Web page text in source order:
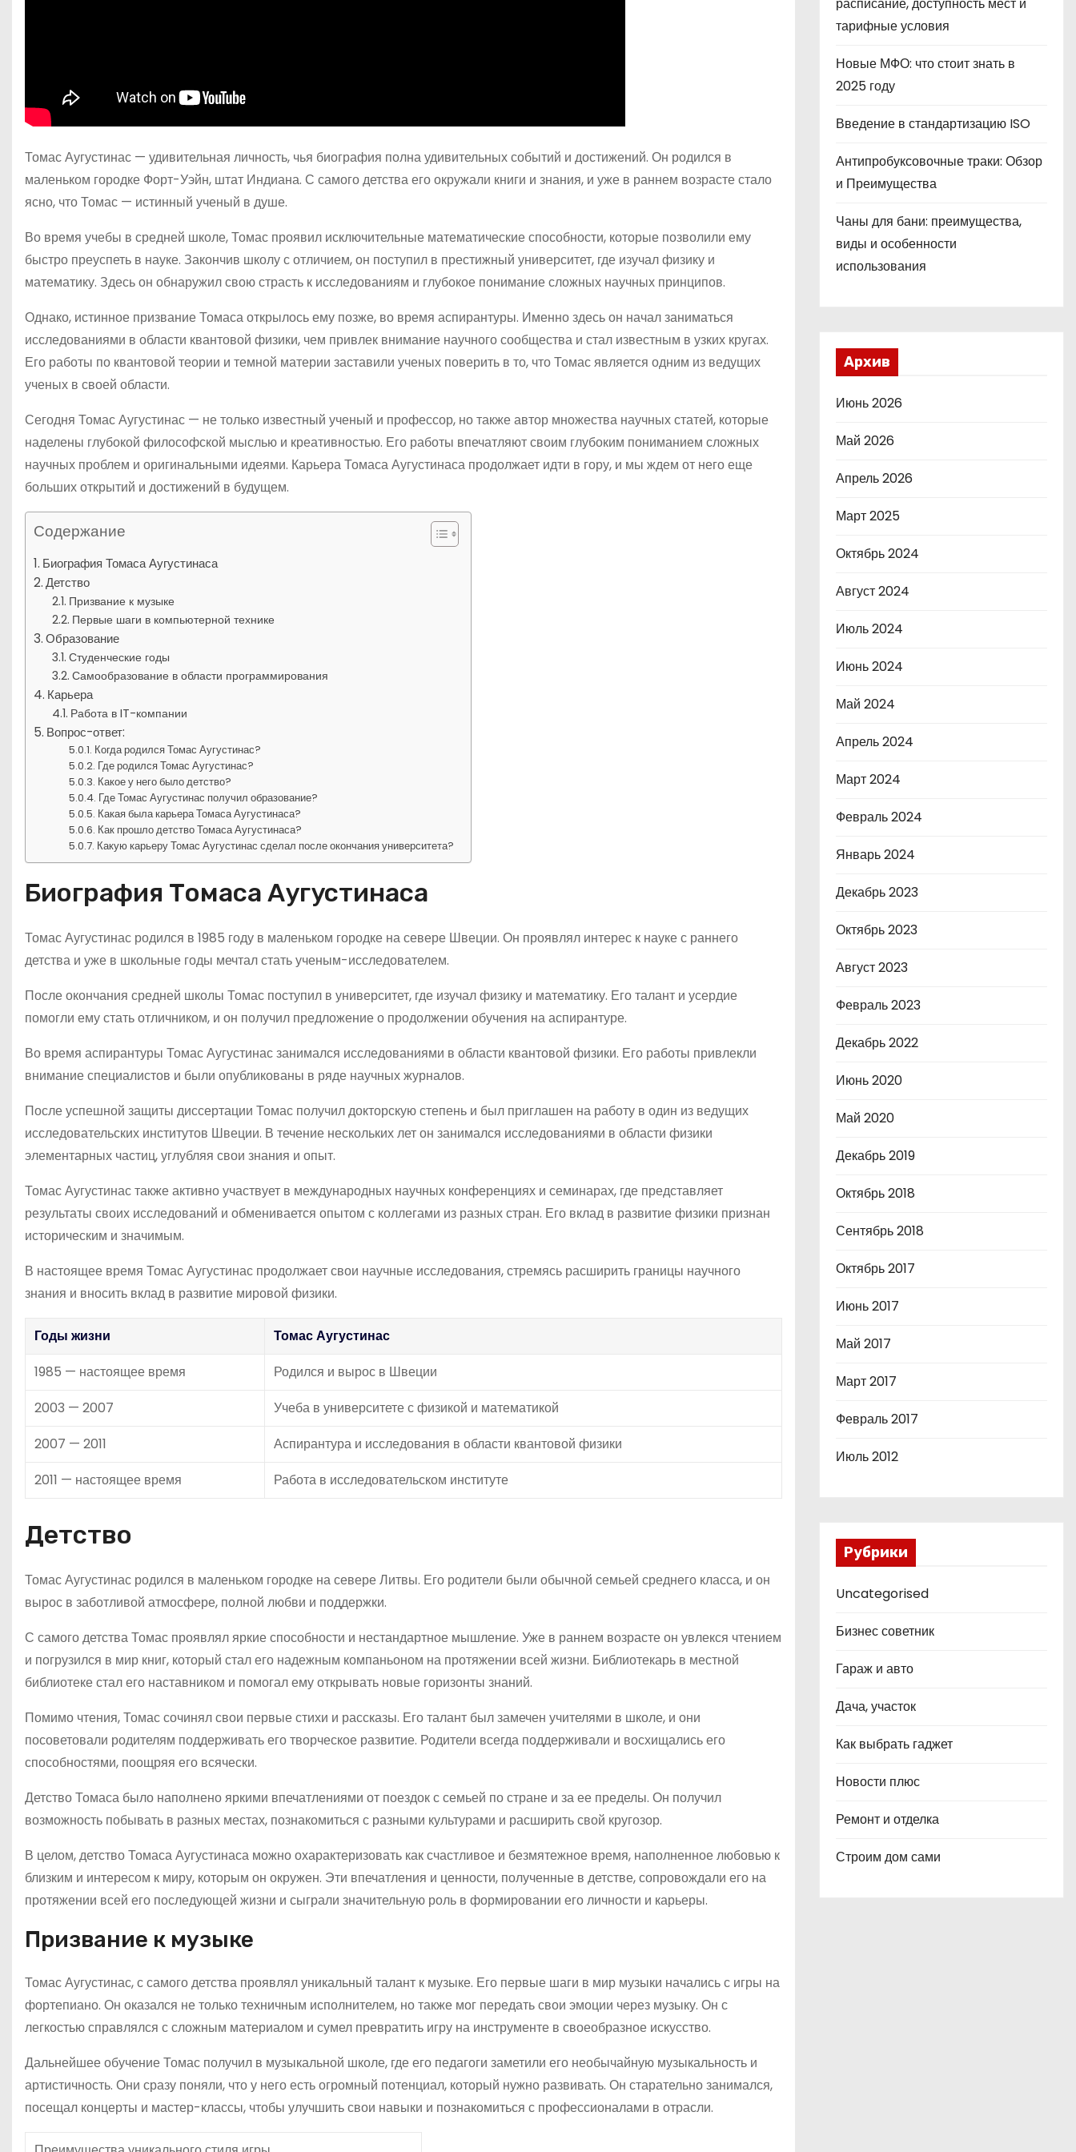
Томас Аугустинас — удивительная личность, чья биография полна удивительных событий и достижений. Он родился в
маленьком городке Форт-Уэйн, штат Индиана. С самого детства его окружали книги и знания, и уже в раннем возрасте стало
ясно, что Томас — истинный ученый в душе.
Во время учебы в средней школе, Томас проявил исключительные математические способности, которые позволили ему
быстро преуспеть в науке. Закончив школу с отличием, он поступил в престижный университет, где изучал физику и
математику. Здесь он обнаружил свою страсть к исследованиям и глубокое понимание сложных научных принципов.
Однако, истинное призвание Томаса открылось ему позже, во время аспирантуры. Именно здесь он начал заниматься
исследованиями в области квантовой физики, чем привлек внимание научного сообщества и стал известным в узких кругах.
Его работы по квантовой теории и темной материи заставили ученых поверить в то, что Томас является одним из ведущих
ученых в своей области.
Сегодня Томас Аугустинас — не только известный ученый и профессор, но также автор множества научных статей, которые
наделены глубокой философской мыслью и креативностью. Его работы впечатляют своим глубоким пониманием сложных
научных проблем и оригинальными идеями. Карьера Томаса Аугустинаса продолжает идти в гору, и мы ждем от него еще
больших открытий и достижений в будущем.
Содержание
Биография Томаса Аугустинаса
Детство
Призвание к музыке
Первые шаги в компьютерной технике
Образование
Студенческие годы
Самообразование в области программирования
Карьера
Работа в IT-компании
Вопрос-ответ:
Когда родился Томас Аугустинас?
Где родился Томас Аугустинас?
Какое у него было детство?
Где Томас Аугустинас получил образование?
Какая была карьера Томаса Аугустинаса?
Как прошло детство Томаса Аугустинаса?
Какую карьеру Томас Аугустинас сделал после окончания университета?
Биография Томаса Аугустинаса
Томас Аугустинас родился в 1985 году в маленьком городке на севере Швеции. Он проявлял интерес к науке с раннего
детства и уже в школьные годы мечтал стать ученым-исследователем.
После окончания средней школы Томас поступил в университет, где изучал физику и математику. Его талант и усердие
помогли ему стать отличником, и он получил предложение о продолжении обучения на аспирантуре.
Во время аспирантуры Томас Аугустинас занимался исследованиями в области квантовой физики. Его работы привлекли
внимание специалистов и были опубликованы в ряде научных журналов.
После успешной защиты диссертации Томас получил докторскую степень и был приглашен на работу в один из ведущих
исследовательских институтов Швеции. В течение нескольких лет он занимался исследованиями в области физики
элементарных частиц, углубляя свои знания и опыт.
Томас Аугустинас также активно участвует в международных научных конференциях и семинарах, где представляет
результаты своих исследований и обменивается опытом с коллегами из разных стран. Его вклад в развитие физики признан
историческим и значимым.
В настоящее время Томас Аугустинас продолжает свои научные исследования, стремясь расширить границы научного
знания и вносить вклад в развитие мировой физики.
Годы жизни
Томас Аугустинас
1985 — настоящее время
Родился и вырос в Швеции
2003 — 2007
Учеба в университете с физикой и математикой
2007 — 2011
Аспирантура и исследования в области квантовой физики
2011 — настоящее время
Работа в исследовательском институте
Детство
Томас Аугустинас родился в маленьком городке на севере Литвы. Его родители были обычной семьей среднего класса, и он
вырос в заботливой атмосфере, полной любви и поддержки.
С самого детства Томас проявлял яркие способности и нестандартное мышление. Уже в раннем возрасте он увлекся чтением
и погрузился в мир книг, который стал его надежным компаньоном на протяжении всей жизни. Библиотекарь в местной
библиотеке стал его наставником и помогал ему открывать новые горизонты знаний.
Помимо чтения, Томас сочинял свои первые стихи и рассказы. Его талант был замечен учителями в школе, и они
посоветовали родителям поддерживать его творческое развитие. Родители всегда поддерживали и восхищались его
способностями, поощряя его всячески.
Детство Томаса было наполнено яркими впечатлениями от поездок с семьей по стране и за ее пределы. Он получил
возможность побывать в разных местах, познакомиться с разными культурами и расширить свой кругозор.
В целом, детство Томаса Аугустинаса можно охарактеризовать как счастливое и безмятежное время, наполненное любовью к
близким и интересом к миру, которым он окружен. Эти впечатления и ценности, полученные в детстве, сопровождали его на
протяжении всей его последующей жизни и сыграли значительную роль в формировании его личности и карьеры.
Призвание к музыке
Томас Аугустинас, с самого детства проявлял уникальный талант к музыке. Его первые шаги в мир музыки начались с игры на
фортепиано. Он оказался не только техничным исполнителем, но также мог передать свои эмоции через музыку. Он с
легкостью справлялся с сложным материалом и сумел превратить игру на инструменте в своеобразное искусство.
Дальнейшее обучение Томас получил в музыкальной школе, где его педагоги заметили его необычайную музыкальность и
артистичность. Они сразу поняли, что у него есть огромный потенциал, который нужно развивать. Он старательно занимался,
посещал концерты и мастер-классы, чтобы улучшить свои навыки и познакомиться с профессионалами в отрасли.
тарифные условия
Новые МФО: что стоит знать в
2025 году
Введение в стандартизацию ISO
Антипробуксовочные траки: Обзор
и Преимущества
Чаны для бани: преимущества,
виды и особенности
использования
Архив
Июнь 2026
Май 2026
Апрель 2026
Март 2025
Октябрь 2024
Август 2024
Июль 2024
Июнь 2024
Май 2024
Апрель 2024
Март 2024
Февраль 2024
Январь 2024
Декабрь 2023
Октябрь 2023
Август 2023
Февраль 2023
Декабрь 2022
Июнь 2020
Май 2020
Декабрь 2019
Октябрь 2018
Сентябрь 2018
Октябрь 2017
Июнь 2017
Май 2017
Март 2017
Февраль 2017
Июль 2012
Рубрики
Uncategorised
Бизнес советник
Гараж и авто
Дача, участок
Как выбрать гаджет
Новости плюс
Ремонт и отделка
Строим дом сами